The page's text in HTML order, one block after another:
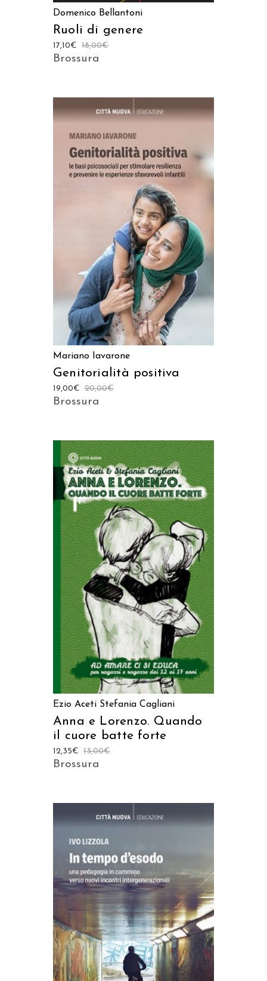
Domenico Bellantoni
Ruoli di genere
18,00€
17,10€
Brossura
AGGIUNGI AL CARRELLO
Mariano Iavarone
Genitorialità positiva
20,00€
19,00€
Brossura
AGGIUNGI AL CARRELLO
Ezio Aceti Stefania Cagliani
Anna e Lorenzo. Quando
il cuore batte forte
13,00€
12,35€
Brossura
AGGIUNGI AL CARRELLO